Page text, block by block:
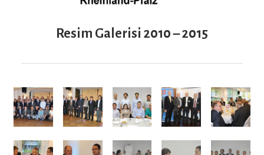
Resim Galerisi 2010 – 2015